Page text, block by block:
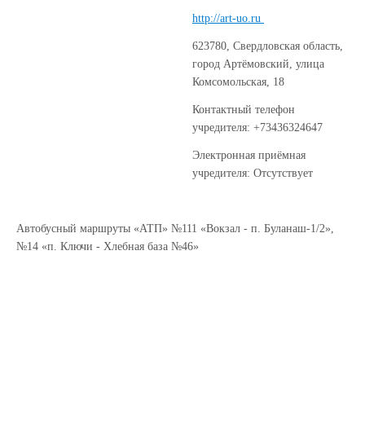
http://art-uo.ru
623780, Свердловская область,
город Артёмовский, улица
Комсомольская, 18
Контактный телефон
учредителя: +73436324647
Электронная приёмная
учредителя: Отсутствует
Автобусный маршруты «АТП» №111 «Вокзал - п. Буланаш-1/2»,
№14 «п. Ключи - Хлебная база №46»